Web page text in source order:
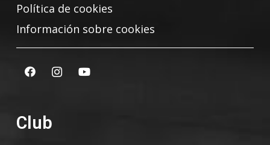
Política de cookies
Información sobre cookies
Club